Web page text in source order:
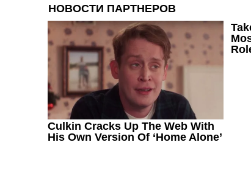
Таблицы групп Чемпионата Мира
Украина. Премьер-Лига
Украина. Первая Лига
Лига Чемпионов. Таблицы групп
Англия. Премьер-Лига
Испания. Ла Лига
Все таблицы >>>
Рейтинги
Рейтинг стран УЕФА
Рейтинг клубов УЕФА
Рейтинг ФИФА